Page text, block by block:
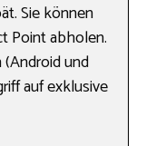
Sie können
Point abholen.
und
auf exklusive